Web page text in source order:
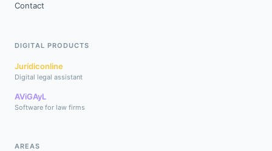
Contact
DIGITAL PRODUCTS
Jurídiconline
Digital legal assistant
AViGAyL
Software for law firms
AREAS